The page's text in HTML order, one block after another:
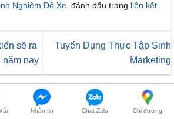
Nghiệm Độ Xe. đánh dấu trang liên kết
sẽ ra
năm nay
Tuyển Dụng Thực Tập Sinh
Marketing
Nhắn tin Chat Zalo Chỉ đường